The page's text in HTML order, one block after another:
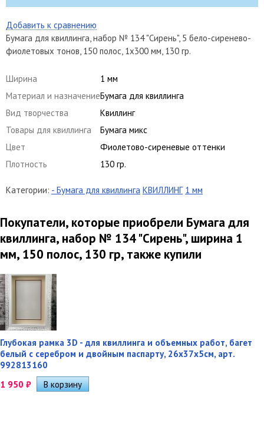
Добавить к сравнению
Бумага для квиллинга, набор № 134 "Сирень", 5 бело-сиренево-
фиолетовых тонов, 150 полос, 1х300 мм, 130 гр.
Ширина
1 мм
Материал и назначениеБумага для квиллинга
Вид творчества
Квиллинг
Товары для квиллинга
Бумага микс
Цвет
Фиолетово-сиреневые оттенки
Плотность
130 гр.
Категории: - Бумага для квиллинга КВИЛЛИНГ 1 мм
Покупатели, которые приобрели Бумага для
квиллинга, набор № 134 "Сирень", ширина 1
мм, 150 полос, 130 гр, также купили
Глубокая рамка 3D - для квиллинга и объемных работ, багет
белый с серебром и двойным паспарту, 26х37х5см, арт.
992813160
1 950 ₽